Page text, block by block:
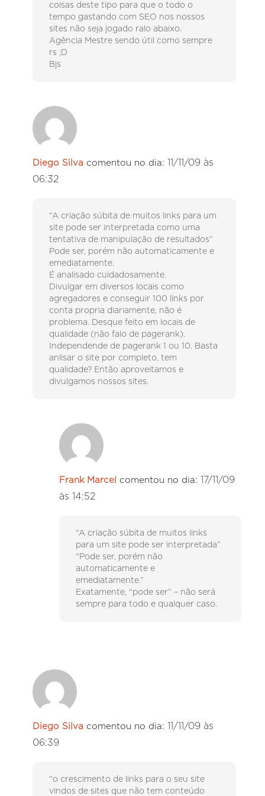
coisas deste tipo para que o todo o
tempo gastando com SEO nos nossos
sites não seja jogado ralo abaixo.
Agência Mestre sendo útil como sempre
rs ;D
Bjs
Diego Silva comentou no dia: 11/11/09 às
06:32
“A criação súbita de muitos links para um
site pode ser interpretada como uma
tentativa de manipulação de resultados”
Pode ser, porém não automaticamente e
emediatamente.
É analisado cuidadosamente.
Divulgar em diversos locais como
agregadores e conseguir 100 links por
conta propria diariamente, não é
problema. Desque feito em locais de
qualidade (não falo de pagerank).
Independende de pagerank 1 ou 10. Basta
anlisar o site por completo, tem
qualidade? Então aproveitamos e
divulgamos nossos sites.
Frank Marcel comentou no dia: 17/11/09
às 14:52
“A criação súbita de muitos links
para um site pode ser interpretada”
“Pode ser, porém não
automaticamente e
emediatamente.”
Exatamente, “pode ser” – não será
sempre para todo e qualquer caso.
Diego Silva comentou no dia: 11/11/09 às
06:39
“o crescimento de links para o seu site
vindos de sites que não tem conteúdo